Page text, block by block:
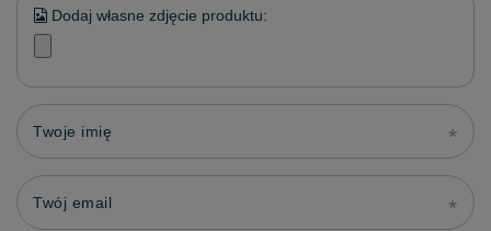
Dodaj własne zdjęcie produktu:
Twoje imię
Twój email